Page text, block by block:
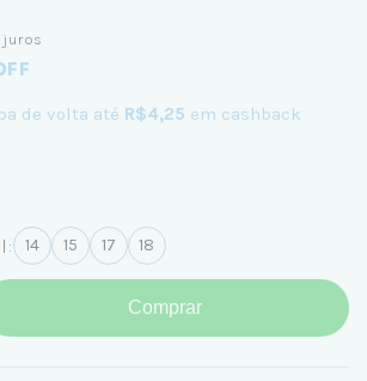
de volta até R$4,25 em cashback
14 15 17 18
Comprar